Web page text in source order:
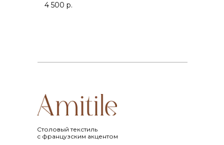
4 500 р.
Cтоловый текстиль
с французским акцентом